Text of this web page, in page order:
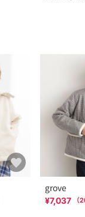
grove
¥7,037 （